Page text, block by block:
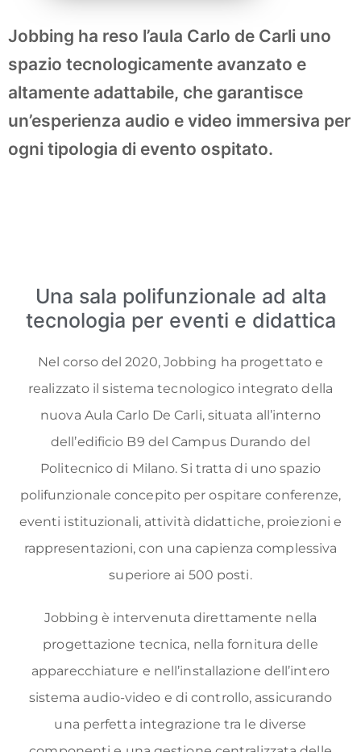
Jobbing ha reso l’aula Carlo de Carli uno
spazio tecnologicamente avanzato e
altamente adattabile, che garantisce
un’esperienza audio e video immersiva per
ogni tipologia di evento ospitato.
Una sala polifunzionale ad alta
tecnologia per eventi e didattica
Nel corso del 2020, Jobbing ha progettato e
realizzato il sistema tecnologico integrato della
nuova Aula Carlo De Carli, situata all’interno
dell’edificio B9 del Campus Durando del
Politecnico di Milano. Si tratta di uno spazio
polifunzionale concepito per ospitare conferenze,
eventi istituzionali, attività didattiche, proiezioni e
rappresentazioni, con una capienza complessiva
superiore ai 500 posti.
Jobbing è intervenuta direttamente nella
progettazione tecnica, nella fornitura delle
apparecchiature e nell’installazione dell’intero
sistema audio-video e di controllo, assicurando
una perfetta integrazione tra le diverse